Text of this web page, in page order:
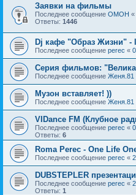
Заявки на фильмы
Последнее сообщение OMOH «
Ответы: 1446
Dj кафе "Образ Жизни" -
Последнее сообщение perec «
Серия фильмов:
Последнее сообщение Женя.81
Музон вставляет! ))
Последнее сообщение Женя.81
VIDance FM (Клубное
Последнее сообщение perec «
Ответы: 6
Roma Perec - One Life
Последнее сообщение perec «
DUBSTEPLER
Последнее сообщение perec «
Ответы: 1